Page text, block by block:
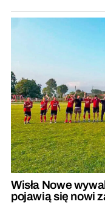
Wisła Nowe
pojawią się nowi